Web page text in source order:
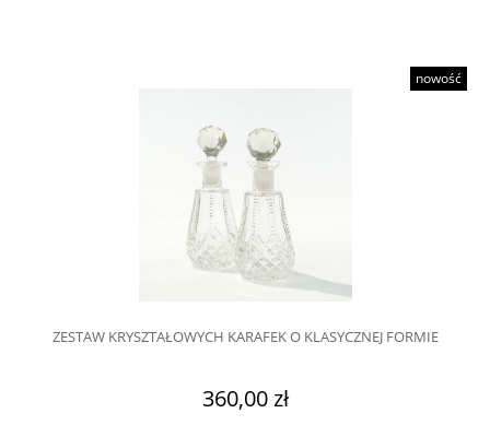
ZESTAW KRYSZTAŁOWYCH KARAFEK O KLASYCZNEJ FORMIE
360,00 zł
nowość